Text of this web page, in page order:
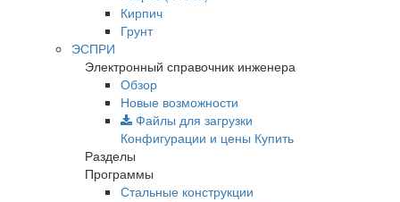
Кирпич
Грунт
ЭСПРИ
Электронный справочник инженера
Обзор
Новые возможности
Файлы для загрузки
Конфигурации и цены Купить
Разделы
Программы
Стальные конструкции